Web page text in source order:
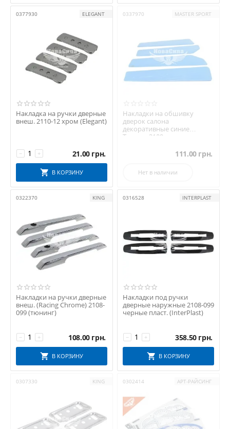
0377930 ELEGANT
Накладка на ручки дверные
внеш. 2110-12 хром (Elegant)
+
− 21.00 грн.
В КОРЗИНУ
0337970 MASTER SPORT
Накладки на обшивку
дверок салона
декоративные синие
Тюнинг 2109
111.00 грн.
Нет в наличии
0322370 KING
Накладки на ручки дверные
внеш. (Racing Chrome) 2108-
099 (тюнинг)
+
− 108.00 грн.
В КОРЗИНУ
0316528 INTERPLAST
Накладки под ручки
дверные наружные 2108-099
черные пласт. (InterPlast)
+
− 358.50 грн.
В КОРЗИНУ
0307330 KING 0302414 АРТ-РАЙСИНГ